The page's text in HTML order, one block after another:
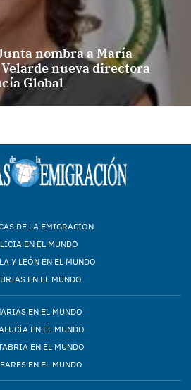
nombra a María
nueva directora
Global
DE LA EMIGRACIÓN
EN EL MUNDO
Y LEÓN EN EL MUNDO
EN EL MUNDO
EN EL MUNDO
EN EL MUNDO
EN EL MUNDO
EN EL MUNDO